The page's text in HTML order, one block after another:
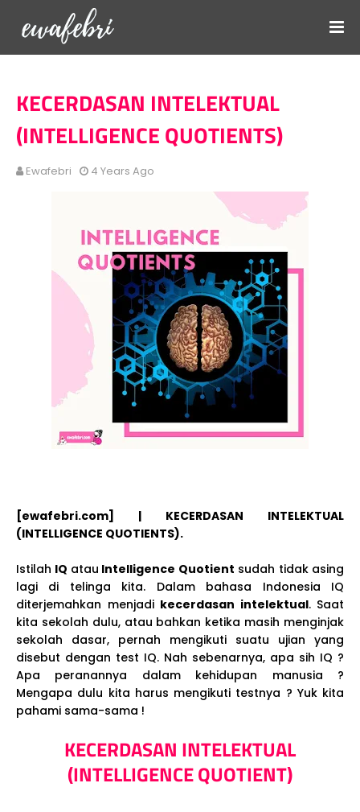
KECERDASAN INTELEKTUAL
(INTELLIGENCE QUOTIENTS)
Ewafebri 4 Years Ago
[ewafebri.com] | KECERDASAN INTELEKTUAL
(INTELLIGENCE QUOTIENTS).
Istilah IQ atau Intelligence Quotient sudah tidak asing
lagi di telinga kita. Dalam bahasa Indonesia IQ
diterjemahkan menjadi kecerdasan intelektual. Saat
kita sekolah dulu, atau bahkan ketika masih menginjak
sekolah dasar, pernah mengikuti suatu ujian yang
disebut dengan test IQ. Nah sebenarnya, apa sih IQ ?
Apa peranannya dalam kehidupan manusia ?
Mengapa dulu kita harus mengikuti testnya ? Yuk kita
pahami sama-sama !
KECERDASAN INTELEKTUAL
(INTELLIGENCE QUOTIENT)